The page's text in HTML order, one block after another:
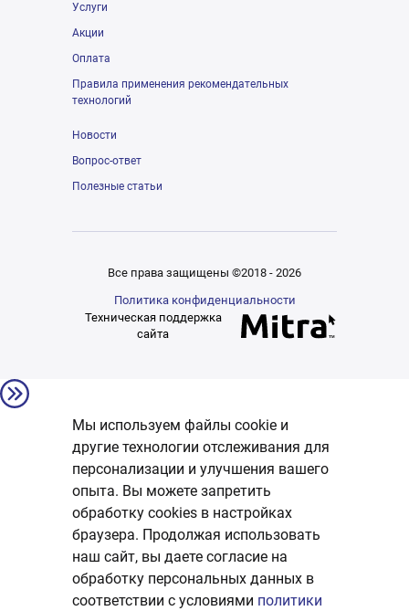
Услуги
Акции
Оплата
Правила применения рекомендательных
технологий
Новости
Вопрос-ответ
Полезные статьи
Все права защищены ©2018 - 2026
Политика конфиденциальности
Техническая поддержка
сайта
Мы используем файлы cookie и
другие технологии отслеживания для
персонализации и улучшения вашего
опыта. Вы можете запретить
обработку сookies в настройках
браузера. Продолжая использовать
наш сайт, вы даете согласие на
обработку персональных данных в
соответствии с условиями политики